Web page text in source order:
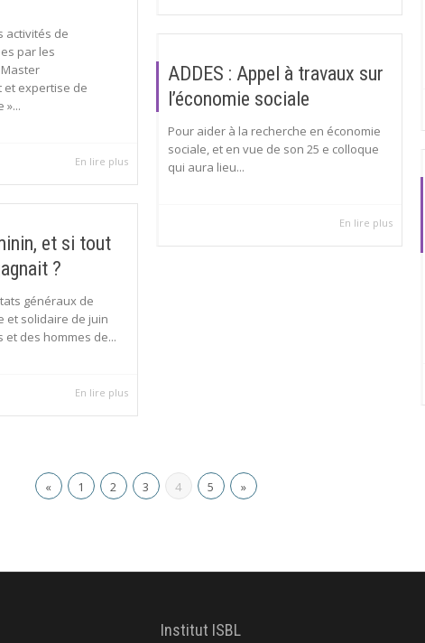
activités de
par les
et expertise de
»...
En lire plus
ADDES : Appel à travaux sur
l’économie sociale
Pour aider à la recherche en économie
sociale, et en vue de son 25 e colloque
qui aura lieu...
En lire plus
et si tout
?
généraux de
et solidaire de juin
et des hommes de...
En lire plus
« 1 2 3 4 5 »
Institut ISBL